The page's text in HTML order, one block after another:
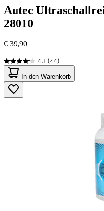
Autec
28010
€ 39,90
4.1 (44)
4.1
von
5
Sternen.
44
In den Warenkorb